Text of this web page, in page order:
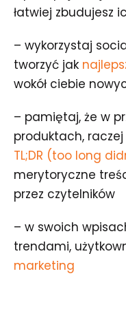
łatwiej zbudujesz
– wykorzystaj
tworzyć jak
wokół ciebie
– pamiętaj, że w
produktach,
TL;DR (too long
merytoryczne
przez czytelników
– w swoich
trendami,
marketing